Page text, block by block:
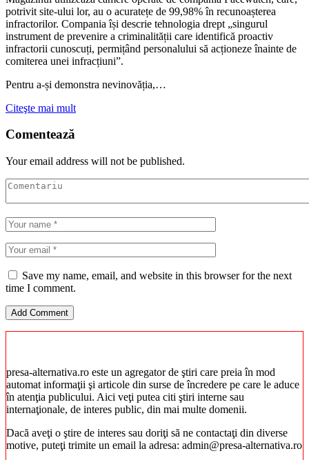
potrivit site-ului lor, au o acuratețe de 99,98% în recunoașterea
infractorilor. Compania își descrie tehnologia drept „singurul
instrument de prevenire a criminalității care identifică proactiv
infractorii cunoscuți, permițând personalului să acționeze înainte de
comiterea unei infracțiuni”.
Pentru a-și demonstra nevinovăția,…
Citeşte mai mult
Comentează
Your email address will not be published.
Save my name, email, and website in this browser for the next
time I comment.
presa-alternativa.ro este un agregator de ştiri care preia în mod
automat informaţii şi articole din surse de încredere pe care le aduce
în atenţia publicului. Aici veţi putea citi ştiri interne sau
internaţionale, de interes public, din mai multe domenii.
Dacă aveţi o ştire de interes sau doriţi să ne contactaţi din diverse
motive, puteţi trimite un email la adresa: admin@presa-alternativa.ro